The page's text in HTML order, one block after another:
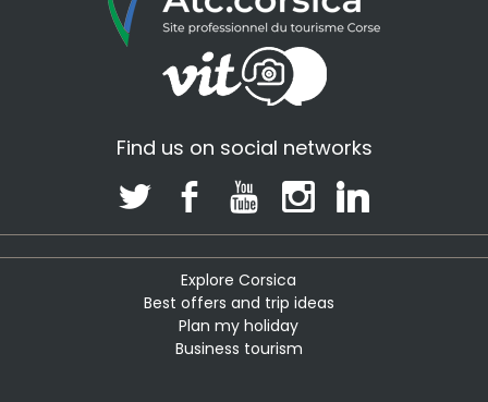
Find us on social networks
Explore Corsica
Best offers and trip ideas
Plan my holiday
Business tourism